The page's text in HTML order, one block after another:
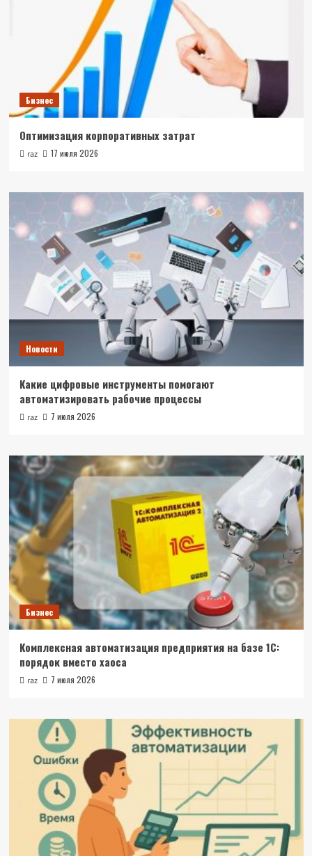
Бизнес
Оптимизация корпоративных затрат
raz 17 июля 2026
Новости
Какие цифровые инструменты помогают
автоматизировать рабочие процессы
raz 7 июля 2026
Бизнес
Комплексная автоматизация предприятия на базе 1С:
порядок вместо хаоса
raz 7 июля 2026